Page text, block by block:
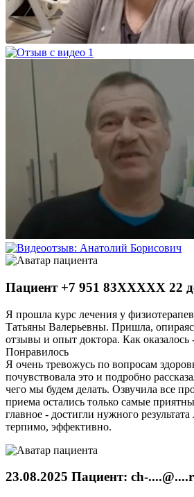
Пациент +7 951 83XXXXX 22
Я прошла курс лечения у
Татьяны Валерьевны. Пришла,
отзывы и опыт доктора. Как оказалось
Понравилось
Я очень тревожусь по вопросам
почувствовала это и подробно
чего мы будем делать. Озвучила все
приема остались только самые
главное - достигли нужного
терпимо, эффективно.
23.08.2025 Пациент: ch-